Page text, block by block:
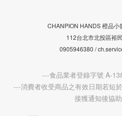
CHANPION HANDS 橙品小
112台北市北投區裕
0905946380 /
---食品業者登錄字號 A-
---消費者收受商品之有效日期若短
接獲通知後協助